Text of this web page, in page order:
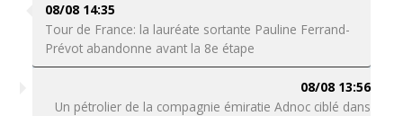
08/08 14:35
Tour de France: la lauréate sortante Pauline Ferrand-
Prévot abandonne avant la 8e étape
08/08 13:56
Un pétrolier de la compagnie émiratie Adnoc ciblé dans